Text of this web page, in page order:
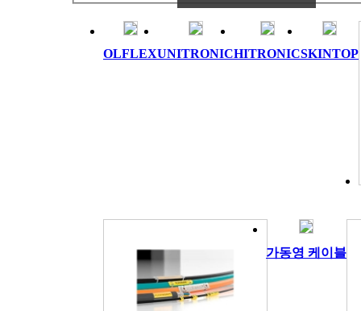
OLFLEXUNITRONICHITRONICSKINTOP
가동영 케이블